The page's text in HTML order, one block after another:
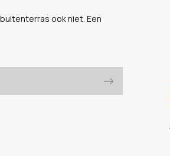
ook niet. Een